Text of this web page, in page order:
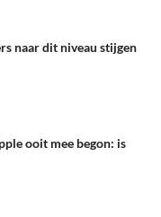
naar dit niveau stijgen
ooit mee begon: is